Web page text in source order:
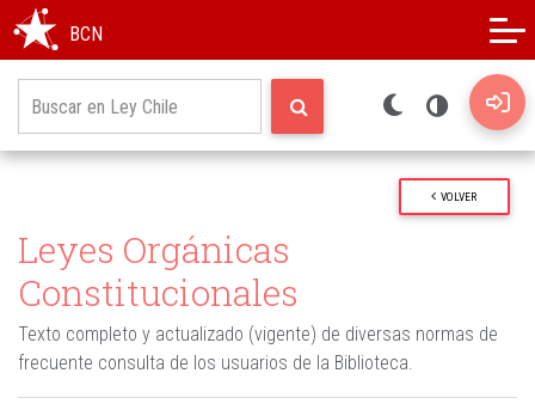
BCN
VOLVER
Leyes Orgánicas
Constitucionales
Texto completo y actualizado (vigente) de diversas normas de
frecuente consulta de los usuarios de la Biblioteca.